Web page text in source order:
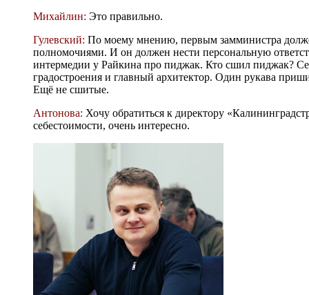
Михайлин: Это правильно.
Гулевский: По моему мнению, первым замминистра
полномочиями. И он должен нести персональную
интермедии у Райкина про пиджак. Кто сшил пиджак?
градостроения и главный архитектор. Один рукава
Ещё не сшитые.
Антонова: Хочу обратиться к директору
себестоимости, очень интересно.